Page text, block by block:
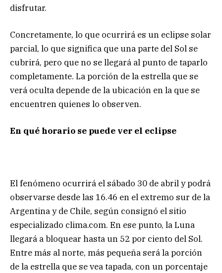
disfrutar.
Concretamente, lo que ocurrirá es un eclipse solar
parcial, lo que significa que una parte del Sol se
cubrirá, pero que no se llegará al punto de taparlo
completamente. La porción de la estrella que se
verá oculta depende de la ubicación en la que se
encuentren quienes lo observen.
En qué horario se puede ver el eclipse
El fenómeno ocurrirá el sábado 30 de abril y podrá
observarse desde las 16.46 en el extremo sur de la
Argentina y de Chile, según consignó el sitio
especializado clima.com. En ese punto, la Luna
llegará a bloquear hasta un 52 por ciento del Sol.
Entre más al norte, más pequeña será la porción
de la estrella que se vea tapada, con un porcentaje